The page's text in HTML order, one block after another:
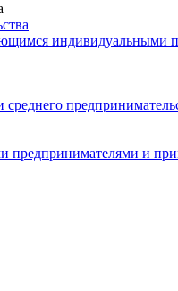
предпринимателями и